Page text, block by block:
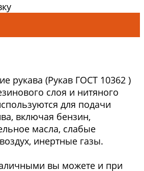
рукава (Рукав ГОСТ 10362 )
слоя и нитяного
для подачи
включая бензин,
масла, слабые
инертные газы.
вы можете и при